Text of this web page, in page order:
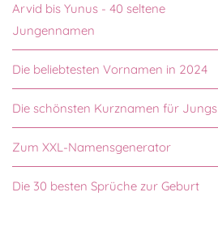
Arvid bis Yunus - 40 seltene
Jungennamen
Die beliebtesten Vornamen in 2024
Die schönsten Kurznamen für Jungs
Zum XXL-Namensgenerator
Die 30 besten Sprüche zur Geburt